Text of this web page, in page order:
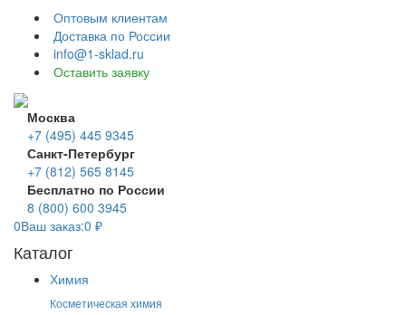
Оптовым клиентам
Доставка по России
info@1-sklad.ru
Оставить заявку
Москва
+7 (495) 445 9345
Санкт-Петербург
+7 (812) 565 8145
Бесплатно по России
8 (800) 600 3945
0Ваш заказ:0 ₽
Каталог
Химия
Косметическая химия